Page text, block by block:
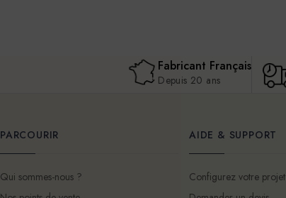
Fabricant Français
Depuis 20 ans
PARCOURIR
Qui sommes-nous ?
AIDE & SUPPORT
Configurez votre projet